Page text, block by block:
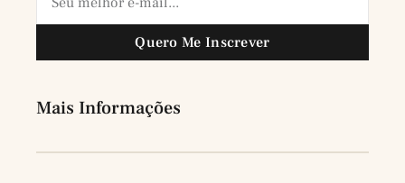
Quero Me Inscrever
Mais Informações